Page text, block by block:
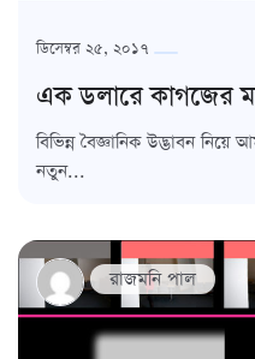
ডিসেম্বর ২৫, ২০১৭
এক ডলারে কাগজের
বিভিন্ন বৈজ্ঞানিক উদ্ভাবন
নতুন...
রাজমনি পাল